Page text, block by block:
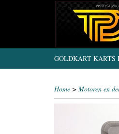
GOLDKART KARTS
Home > Motoren en